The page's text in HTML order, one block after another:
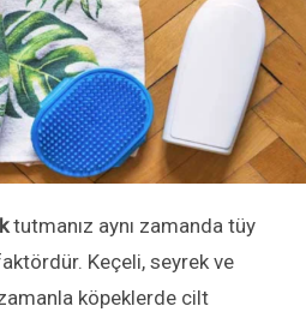
tutmanız aynı zamanda tüy
Keçeli, seyrek ve
köpeklerde cilt